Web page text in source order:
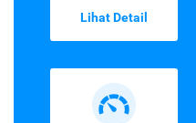
Lihat Detail